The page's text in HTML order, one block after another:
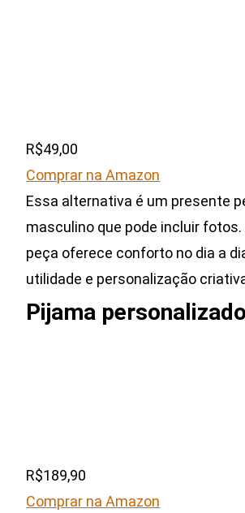
R$49,00
Comprar na Amazon
Essa alternativa é um presente
masculino que pode incluir fotos.
peça oferece conforto no dia a
utilidade e personalização
Pijama personalizado
R$189,90
Comprar na Amazon